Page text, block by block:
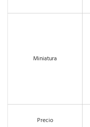
Miniatura
Precio